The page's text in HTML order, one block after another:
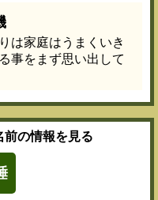
は家庭はうまくいき
事をまず思い出して
前の情報を見る